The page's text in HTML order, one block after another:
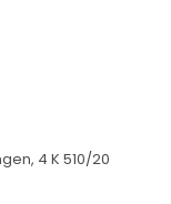
4 K 510/20